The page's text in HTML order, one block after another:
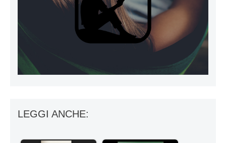
LEGGI ANCHE: